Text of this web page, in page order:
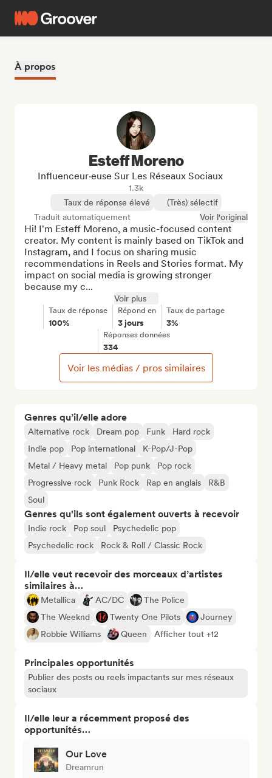
À propos
Genres qu’il/elle adore
Alternative rock Dream pop Funk
Hard rock
Indie pop
Pop international
K-Pop/J-Pop
Metal / Heavy metal
Pop punk
Pop rock
Progressive rock
Punk Rock Rap en anglais
R&B
Soul
Genres qu'ils sont également ouverts à recevoir
Indie rock Pop soul
Psychedelic pop
Psychedelic rock
Rock & Roll / Classic Rock
Il/elle veut recevoir des morceaux d’artistes
similaires à…
Metallica AC/DC
The Police
The Weeknd
Twenty One Pilots
Journey
Robbie Williams
Queen Afficher tout +12
Principales opportunités
Publier des posts ou reels impactants sur mes réseaux
sociaux
Il/elle leur a récemment proposé des
opportunités…
Our Love
Dreamrun
Esteff Moreno
Influenceur·euse Sur Les Réseaux Sociaux
1.3k
Taux de réponse élevé
(Très) sélectif
Traduit automatiquement
Voir l'original
Hi! I'm Esteff Moreno, a music-focused content
creator. My content is mainly based on TikTok and
Instagram, and I focus on sharing music
recommendations in Reels and Stories format. My
impact on social media is growing stronger
because my c...
Voir plus
Taux de réponse
100%
Répond en
3 jours
Taux de partage
3%
Réponses données
334
Voir les médias / pros similaires